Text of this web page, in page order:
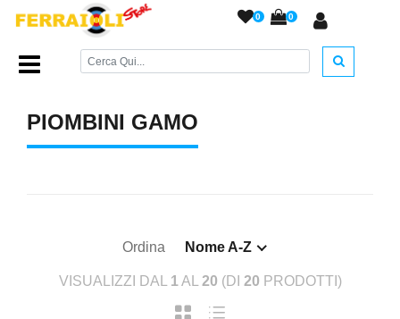
0 0
Home Page/PIOMBINI/Piombini GAMO cal. 4,5 e 5,5
PIOMBINI GAMO
Ordina Nome A-Z
VISUALIZZI DAL 1 AL 20 (DI 20 PRODOTTI)